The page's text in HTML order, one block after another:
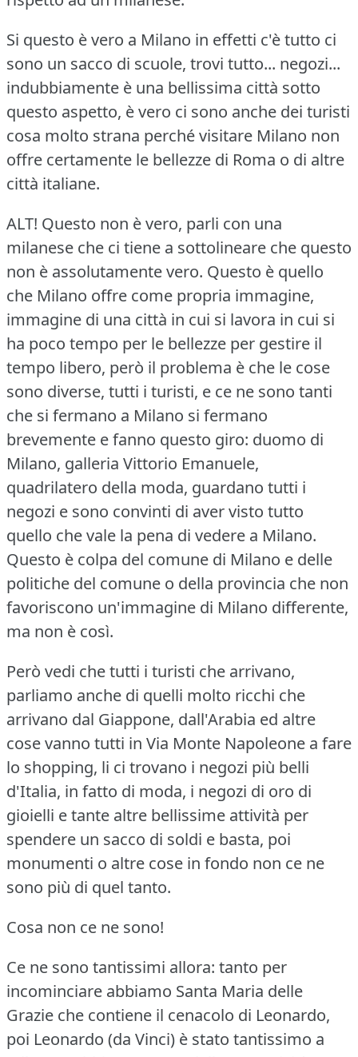
Si questo è vero a Milano in effetti c'è tutto ci
sono un sacco di scuole, trovi tutto... negozi...
indubbiamente è una bellissima città sotto
questo aspetto, è vero ci sono anche dei turisti
cosa molto strana perché visitare Milano non
offre certamente le bellezze di Roma o di altre
città italiane.
ALT! Questo non è vero, parli con una
milanese che ci tiene a sottolineare che questo
non è assolutamente vero. Questo è quello
che Milano offre come propria immagine,
immagine di una città in cui si lavora in cui si
ha poco tempo per le bellezze per gestire il
tempo libero, però il problema è che le cose
sono diverse, tutti i turisti, e ce ne sono tanti
che si fermano a Milano si fermano
brevemente e fanno questo giro: duomo di
Milano, galleria Vittorio Emanuele,
quadrilatero della moda, guardano tutti i
negozi e sono convinti di aver visto tutto
quello che vale la pena di vedere a Milano.
Questo è colpa del comune di Milano e delle
politiche del comune o della provincia che non
favoriscono un'immagine di Milano differente,
ma non è così.
Però vedi che tutti i turisti che arrivano,
parliamo anche di quelli molto ricchi che
arrivano dal Giappone, dall'Arabia ed altre
cose vanno tutti in Via Monte Napoleone a fare
lo shopping, li ci trovano i negozi più belli
d'Italia, in fatto di moda, i negozi di oro di
gioielli e tante altre bellissime attività per
spendere un sacco di soldi e basta, poi
monumenti o altre cose in fondo non ce ne
sono più di quel tanto.
Cosa non ce ne sono!
Ce ne sono tantissimi allora: tanto per
incominciare abbiamo Santa Maria delle
Grazie che contiene il cenacolo di Leonardo,
poi Leonardo (da Vinci) è stato tantissimo a